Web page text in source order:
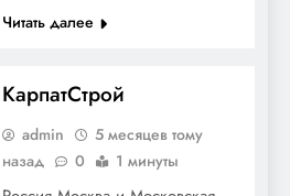
Читать далее
КарпатСтрой
admin
5 месяцев тому
назад
0 1 минуты